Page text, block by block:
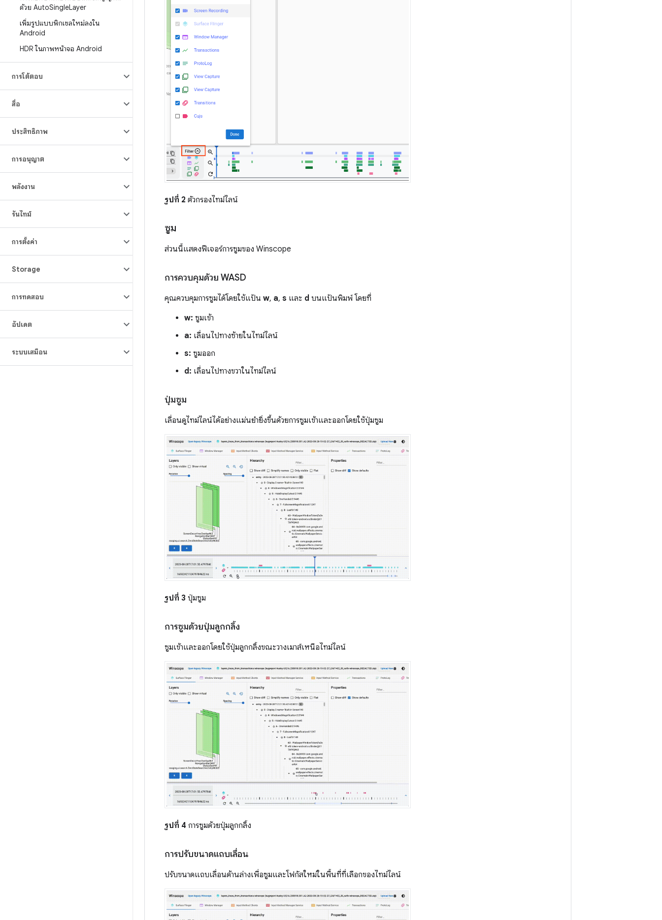
ด้วย AutoSingleLayer
เพิ่มรูปแบบพิกเซลใหม่ลงใน
Android
HDR ในภาพหน้าจอ Android
การโต้ตอบ
สื่อ
ประสิทธิภาพ
การอนุญาต
พลังงาน
รันไทม์
การตั้งค่า
Storage
การทดสอบ
อัปเดต
ระบบเสมือน
รูปที่ 2 ตัวกรองไทม์ไลน์
ซูม
ส่วนนี้แสดงฟีเจอร์การซูมของ Winscope
การควบคุมด้วย WASD
คุณควบคุมการซูมได้โดยใช้แป้น w, a, s และ d บนแป้นพิมพ์ โดยที่
w: ซูมเข้า
a: เลื่อนไปทางซ้ายในไทม์ไลน์
s: ซูมออก
d: เลื่อนไปทางขวาในไทม์ไลน์
ปุ่มซูม
เลื่อนดูไทม์ไลน์ได้อย่างแม่นยำยิ่งขึ้นด้วยการซูมเข้าและออกโดยใช้ปุ่มซูม
รูปที่ 3 ปุ่มซูม
การซูมด้วยปุ่มลูกกลิ้ง
ซูมเข้าและออกโดยใช้ปุ่มลูกกลิ้งขณะวางเมาส์เหนือไทม์ไลน์
รูปที่ 4 การซูมด้วยปุ่มลูกกลิ้ง
การปรับขนาดแถบเลื่อน
ปรับขนาดแถบเลื่อนด้านล่างเพื่อซูมและโฟกัสใหม่ในพื้นที่ที่เลือกของไทม์ไลน์